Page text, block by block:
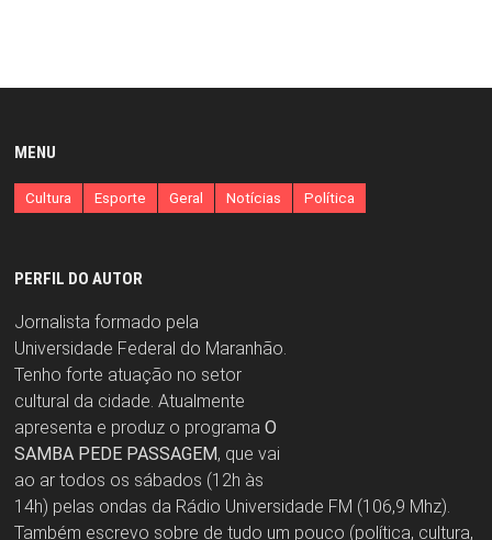
MENU
Cultura Esporte Geral Notícias Política
PERFIL DO AUTOR
Jornalista formado pela
Universidade Federal do Maranhão.
Tenho forte atuação no setor
cultural da cidade. Atualmente
apresenta e produz o programa O
SAMBA PEDE PASSAGEM, que vai
ao ar todos os sábados (12h às
14h) pelas ondas da Rádio Universidade FM (106,9 Mhz).
Também escrevo sobre de tudo um pouco (política, cultura,